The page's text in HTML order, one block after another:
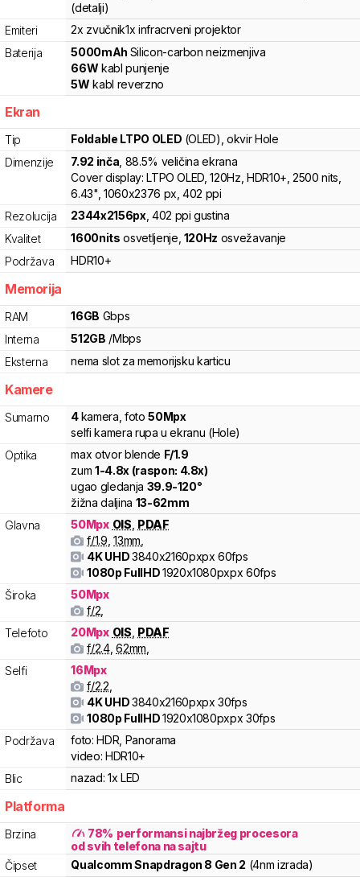
(detalji)
Emiteri
2x zvučnik1x infracrveni projektor
Baterija
5000mAh Silicon-carbon neizmenjiva
66W kabl punjenje
5W kabl reverzno
Ekran
Tip Foldable LTPO OLED (OLED) , okvir Hole
Dimenzije
7.92 inča , 88.5% veličina ekrana
Cover display: LTPO OLED, 120Hz, HDR10+, 2500 nits,
6.43", 1060x2376 px, 402 ppi
Rezolucija
2344x2156px, 402 ppi gustina
Kvalitet
1600nits osvetljenje 120Hz osvežavanje
Podržava
HDR10+
Memorija
RAM 16GB Gbps
Interna
512GB /Mbps
Eksterna
nema slot za memorijsku karticu
Kamere
Sumarno 4kamera foto50Mpx
selfi kamera rupa u ekranu (Hole)
Optika
max otvor blende F/1.9
zum1-4.8x (raspon: 4.8x)
ugao gledanja 39.9-120°
žižna daljina 13-62mm
Glavna
50Mpx OIS PDAF
f/1.9 13mm
4K UHD3840x2160pxpx60fps
1080p FullHD1920x1080pxpx60fps
Široka
50Mpx
f/2
Telefoto
20Mpx OIS PDAF
f/2.4, 62mm
Selfi
16Mpx
f/2.2
4K UHD3840x2160pxpx30fps
1080p FullHD1920x1080pxpx30fps
Podržava
foto: HDR, Panorama
video: HDR10+
Blic
nazad: 1x LED
Platforma
Brzina 78% performansi najbržeg procesora
od svih telefona na sajtu
Čipset
QualcommSnapdragon 8 Gen 2 (4nm izrada)